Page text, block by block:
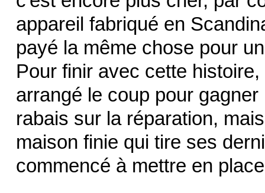
appareil fabriqué en
payé la même chose pour
Pour finir avec cette
arrangé le coup pour
rabais sur la réparation,
maison finie qui tire ses
commencé à mettre en